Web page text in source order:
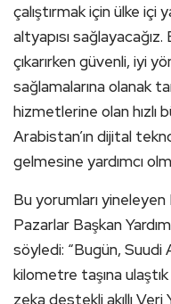
çalıştırmak için ülke
altyapısı
çıkarırken güvenli, iyi
sağlamalarına olanak
hizmetlerine olan hızlı
Arabistan’ın dijital
gelmesine yardımcı
Bu yorumları
Pazarlar Başkan
söyledi: “Bugün,
kilometre taşına
zeka destekli akıllı